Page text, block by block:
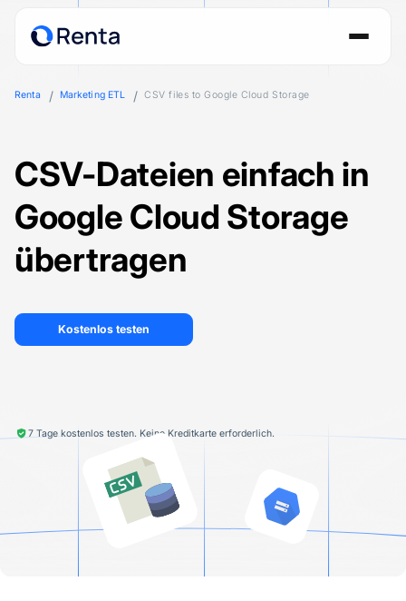
Renta Marketing ETL CSV files to Google Cloud Storage
CSV-Dateien einfach in
Google Cloud Storage
übertragen
Kostenlos testen
7 Tage kostenlos testen. Keine Kreditkarte erforderlich.